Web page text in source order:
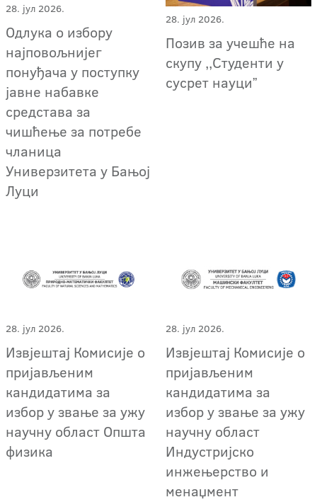
28. јул 2026.
Oдлука о избору
најповољнијег
понуђача у поступку
јавне набавке
средстава за
чишћење за потребе
чланица
Универзитета у Бањој
Луци
28. јул 2026.
Позив за учешће на
скупу ,,Студенти у
сусрет науциˮ
28. јул 2026.
Извјештај Комисије о
пријављеним
кандидатима за
избор у звање за ужу
научну област Општа
физика
28. јул 2026.
Извјештај Комисије о
пријављеним
кандидатима за
избор у звање за ужу
научну област
Индустријско
инжењерство и
менаџмент